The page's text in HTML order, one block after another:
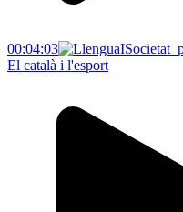
00:04:03
El català i l'esport